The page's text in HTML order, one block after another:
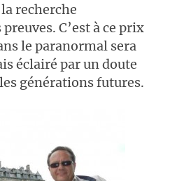
recherche
C’est à ce prix
le paranormal sera
éclairé par un doute
générations futures.